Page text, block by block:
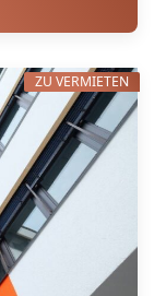
ZU VERMIETEN